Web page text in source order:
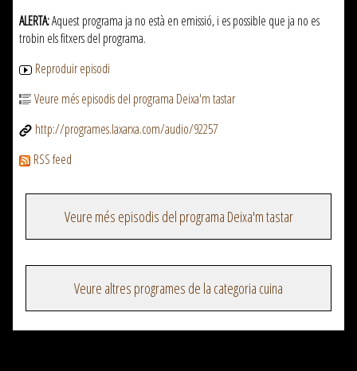
ALERTA:Aquest programa ja no està en emissió, i es possible que ja no es
trobin els fitxers del programa.
Reproduir episodi
Veure més episodis del programa Deixa'm tastar
http://programes.laxarxa.com/audio/92257
RSS feed
Veure més episodis del programa Deixa'm tastar
Veure altres programes de la categoria cuina